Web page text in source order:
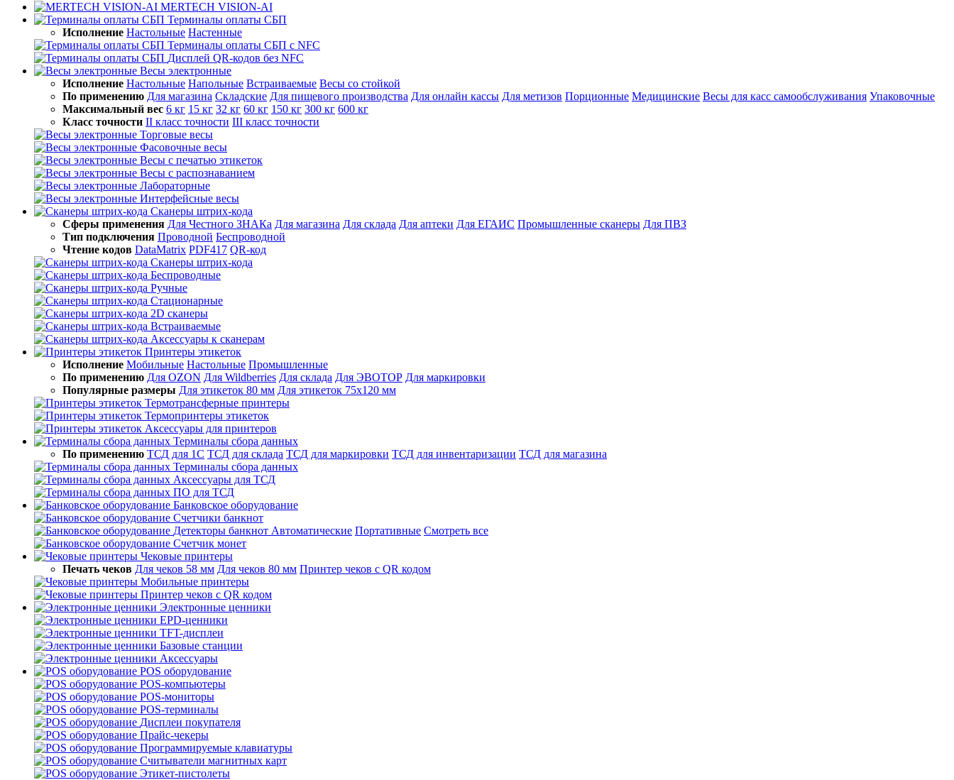
MERTECH VISION-AI
Терминалы оплаты СБП
Исполнение Настольные Настенные
Терминалы оплаты СБП с NFC
Дисплей QR-кодов без NFC
Весы электронные
Исполнение Настольные Напольные Встраиваемые Весы со стойкой
По применению Для магазина Складские Для пищевого производства Для онлайн кассы Для метизов Порционные Медицинские Весы для касс самообслуживания Упаковочные
Максимальный вес 6 кг 15 кг 32 кг 60 кг 150 кг 300 кг 600 кг
Класс точности II класс точности III класс точности
Торговые весы
Фасовочные весы
Весы с печатью этикеток
Весы с распознаванием
Лабораторные
Интерфейсные весы
Сканеры штрих-кода
Сферы применения Для Честного ЗНАКа Для магазина Для склада Для аптеки Для ЕГАИС Промышленные сканеры Для ПВЗ
Тип подключения Проводной Беспроводной
Чтение кодов DataMatrix PDF417 QR-код
Сканеры штрих-кода
Беспроводные
Ручные
Стационарные
2D сканеры
Встраиваемые
Аксессуары к сканерам
Принтеры этикеток
Исполнение Мобильные Настольные Промышленные
По применению Для OZON Для Wildberries Для склада Для ЭВОТОР Для маркировки
Популярные размеры Для этикеток 80 мм Для этикеток 75х120 мм
Термотрансферные принтеры
Термопринтеры этикеток
Аксессуары для принтеров
Терминалы сбора данных
По применению ТСД для 1С ТСД для склада ТСД для маркировки ТСД для инвентаризации ТСД для магазина
Терминалы сбора данных
Аксессуары для ТСД
ПО для ТСД
Банковское оборудование
Счетчики банкнот
Детекторы банкнот Автоматические Портативные Смотреть все
Счетчик монет
Чековые принтеры
Печать чеков Для чеков 58 мм Для чеков 80 мм Принтер чеков с QR кодом
Мобильные принтеры
Принтер чеков с QR кодом
Электронные ценники
EPD-ценники
TFT-дисплеи
Базовые станции
Аксессуары
POS оборудование
POS-компьютеры
POS-мониторы
POS-терминалы
Дисплеи покупателя
Прайс-чекеры
Программируемые клавиатуры
Считыватели магнитных карт
Этикет-пистолеты